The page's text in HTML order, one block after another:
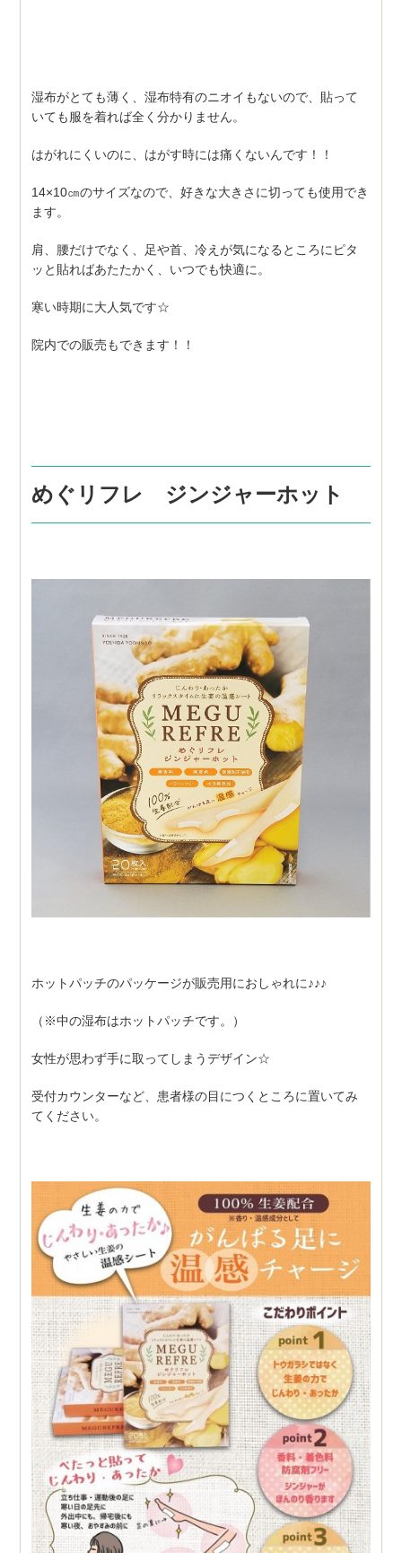
湿布がとても薄く、湿布特有のニオイもないので、貼って
いても服を着れば全く分かりません。
はがれにくいのに、はがす時には痛くないんです！！
14×10㎝のサイズなので、好きな大きさに切っても使用でき
ます。
肩、腰だけでなく、足や首、冷えが気になるところにピタ
ッと貼ればあたたかく、いつでも快適に。
寒い時期に大人気です☆
院内での販売もできます！！
めぐリフレ ジンジャーホット
ホットパッチのパッケージが販売用におしゃれに♪♪♪
（※中の湿布はホットパッチです。）
女性が思わず手に取ってしまうデザイン☆
受付カウンターなど、患者様の目につくところに置いてみ
てください。